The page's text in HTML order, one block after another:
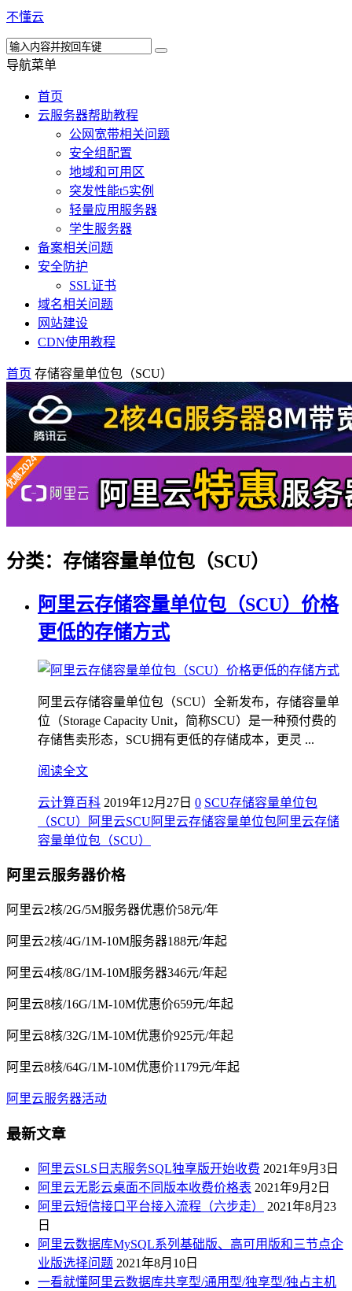
不懂云
导航菜单
首页
云服务器帮助教程
公网宽带相关问题
安全组配置
地域和可用区
突发性能t5实例
轻量应用服务器
学生服务器
备案相关问题
安全防护
SSL证书
域名相关问题
网站建设
CDN使用教程
首页 存储容量单位包（SCU）
分类：存储容量单位包（SCU）
阿里云存储容量单位包（SCU）价格
更低的存储方式
阿里云存储容量单位包（SCU）全新发布，存储容量单
位（Storage Capacity Unit，简称SCU）是一种预付费的
存储售卖形态，SCU拥有更低的存储成本，更灵 ...
阅读全文
云计算百科 2019年12月27日 0 SCU存储容量单位包
（SCU）
阿里云SCU阿里云存储容量单位包阿里云存储
容量单位包（SCU）
阿里云服务器价格
阿里云2核/2G/5M服务器优惠价58元/年
阿里云2核/4G/1M-10M服务器188元/年起
阿里云4核/8G/1M-10M服务器346元/年起
阿里云8核/16G/1M-10M优惠价659元/年起
阿里云8核/32G/1M-10M优惠价925元/年起
阿里云8核/64G/1M-10M优惠价1179元/年起
阿里云服务器活动
最新文章
阿里云SLS日志服务SQL独享版开始收费 2021年9月3日
阿里云无影云桌面不同版本收费价格表 2021年9月2日
阿里云短信接口平台接入流程（六步走）
2021年8月23
日
阿里云数据库MySQL系列基础版、高可用版和三节点企
业版选择问题 2021年8月10日
一看就懂阿里云数据库共享型/通用型/独享型/独占主机